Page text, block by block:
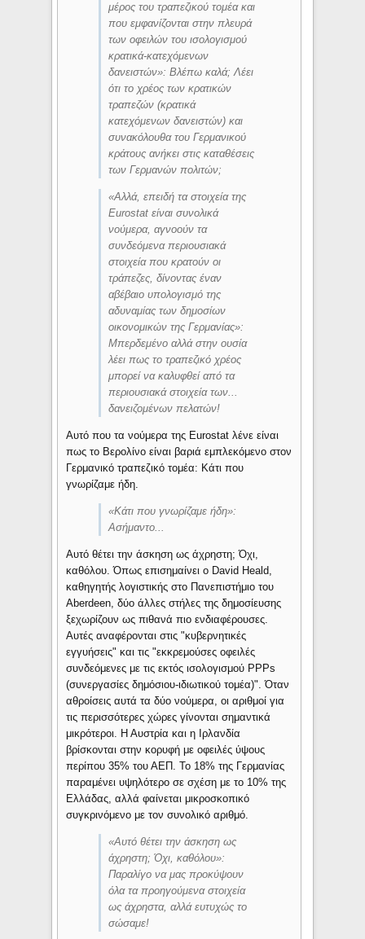
μέρος του τραπεζικού τομέα και
που εμφανίζονται στην πλευρά
των οφειλών του ισολογισμού
κρατικά-κατεχόμενων
δανειστών»: Βλέπω καλά; Λέει
ότι το χρέος των κρατικών
τραπεζών(κρατικά
κατεχόμενων δανειστών) και
συνακόλουθα του Γερμανικού
κράτους ανήκει στις καταθέσεις
των Γερμανών πολιτών;
«Αλλά, επειδή τα στοιχεία της
Eurostat είναι συνολικά
νούμερα, αγνοούν τα
συνδεόμενα περιουσιακά
στοιχεία που κρατούν οι
τράπεζες, δίνοντας έναν
αβέβαιο υπολογισμό της
αδυναμίας των δημοσίων
οικονομικών της Γερμανίας»:
Μπερδεμένο αλλά στην ουσία
λέει πως το τραπεζικό χρέος
μπορεί να καλυφθεί από τα
περιουσιακά στοιχεία των...
δανειζομένων πελατών!
Αυτό που τα νούμερα της Eurostat λένε είναι
πως το Βερολίνο είναι βαριά εμπλεκόμενο στον
Γερμανικό τραπεζικό τομέα: Κάτι που
γνωρίζαμε ήδη.
«Κάτι που γνωρίζαμε ήδη»:
Ασήμαντο...
Αυτό θέτει την άσκηση ως άχρηστη; Όχι,
καθόλου. Όπως επισημαίνει ο David Heald,
καθηγητής λογιστικής στο Πανεπιστήμιο του
Aberdeen, δύο άλλες στήλες της δημοσίευσης
ξεχωρίζουν ως πιθανά πιο ενδιαφέρουσες.
Αυτές αναφέρονται στις "κυβερνητικές
εγγυήσεις" και τις "εκκρεμούσες οφειλές
συνδεόμενες με τις εκτός ισολογισμού PPPs
(συνεργασίες δημόσιου-ιδιωτικού τομέα)". Όταν
αθροίσεις αυτά τα δύο νούμερα, οι αριθμοί για
τις περισσότερες χώρες γίνονται σημαντικά
μικρότεροι. Η Αυστρία και η Ιρλανδία
βρίσκονται στην κορυφή με οφειλές ύψους
περίπου 35% του ΑΕΠ. Το 18% της Γερμανίας
παραμένει υψηλότερο σε σχέση με το 10% της
Ελλάδας, αλλά φαίνεται μικροσκοπικό
συγκρινόμενο με τον συνολικό αριθμό.
«Αυτό θέτει την άσκηση ως
άχρηστη; Όχι, καθόλου»:
Παραλίγο να μας προκύψουν
όλα τα προηγούμενα στοιχεία
ως άχρηστα, αλλά ευτυχώς το
σώσαμε!